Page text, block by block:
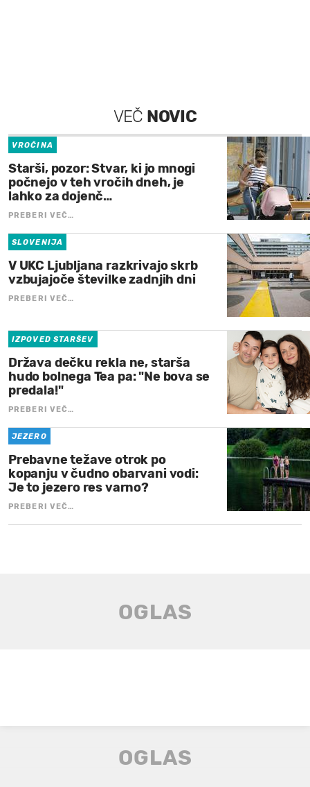
VEČ NOVIC
VROČINA
Starši, pozor: Stvar, ki jo mnogi
počnejo v teh vročih dneh, je
lahko za dojenč…
PREBERI VEČ…
SLOVENIJA
V UKC Ljubljana razkrivajo skrb
vzbujajoče številke zadnjih dni
PREBERI VEČ…
IZPOVED STARŠEV
Država dečku rekla ne, starša
hudo bolnega Tea pa: "Ne bova se
predala!"
PREBERI VEČ…
JEZERO
Prebavne težave otrok po
kopanju v čudno obarvani vodi:
Je to jezero res varno?
PREBERI VEČ…